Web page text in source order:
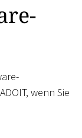
wenn Sie